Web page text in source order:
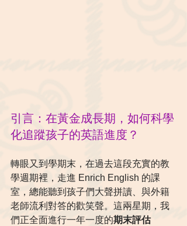
引言：在黃金成長期，如何科學
化追蹤孩子的英語進度？
轉眼又到學期末，在過去這段充實的教
學週期裡，走進 Enrich English 的課
室，總能聽到孩子們大聲拼讀、與外籍
老師流利對答的歡笑聲。這兩星期，我
們正全面進行一年一度的期末評估